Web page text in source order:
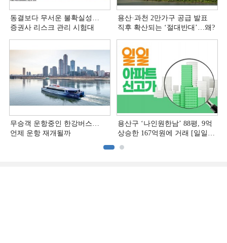
동결보다 무서운 불확실성…
증권사 리스크 관리 시험대
용산·과천 2만가구 공급 발표
직후 확산되는 ‘절대반대’…왜?
무승객 운항중인 한강버스…
언제 운항 재개될까
용산구 ‘나인원한남’ 88평, 9억
상승한 167억원에 거래 [일일